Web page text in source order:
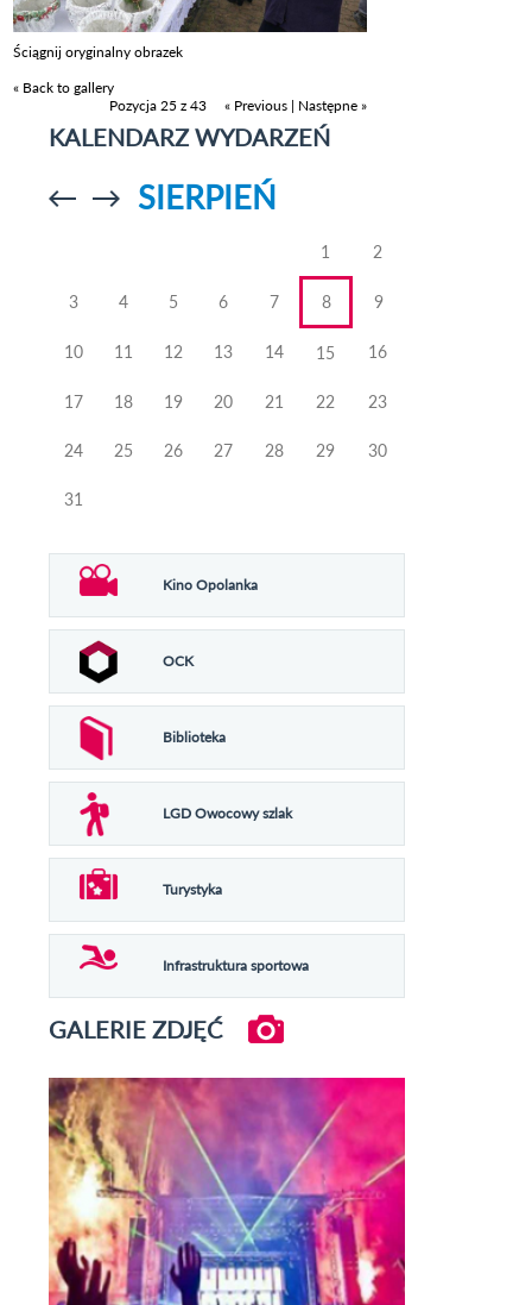
Ściągnij oryginalny obrazek
« Back to gallery
Pozycja 25 z 43
« Previous | Następne »
KALENDARZ WYDARZEŃ
Przejdź doPrzejdź do
SIERPIEŃ
1 2
3 4 5 6 7 8 9
10 11 12 13 14 15 16
17 18 19 20 21 22 23
24 25 26 27 28 29 30
31
Kino Opolanka
OCK
Biblioteka
LGD Owocowy szlak
Turystyka
Infrastruktura sportowa
GALERIE ZDJĘĆ